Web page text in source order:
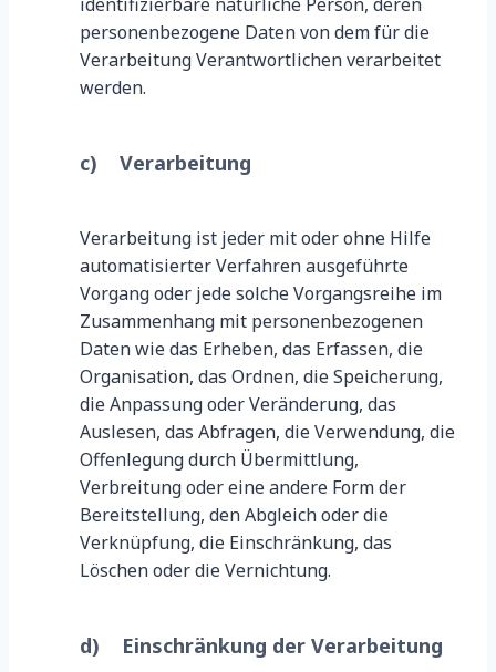
personenbezogene Daten von dem für die
Verarbeitung Verantwortlichen verarbeitet
werden.
c) Verarbeitung
Verarbeitung ist jeder mit oder ohne Hilfe
automatisierter Verfahren ausgeführte
Vorgang oder jede solche Vorgangsreihe im
Zusammenhang mit personenbezogenen
Daten wie das Erheben, das Erfassen, die
Organisation, das Ordnen, die Speicherung,
die Anpassung oder Veränderung, das
Auslesen, das Abfragen, die Verwendung, die
Offenlegung durch Übermittlung,
Verbreitung oder eine andere Form der
Bereitstellung, den Abgleich oder die
Verknüpfung, die Einschränkung, das
Löschen oder die Vernichtung.
d) Einschränkung der Verarbeitung